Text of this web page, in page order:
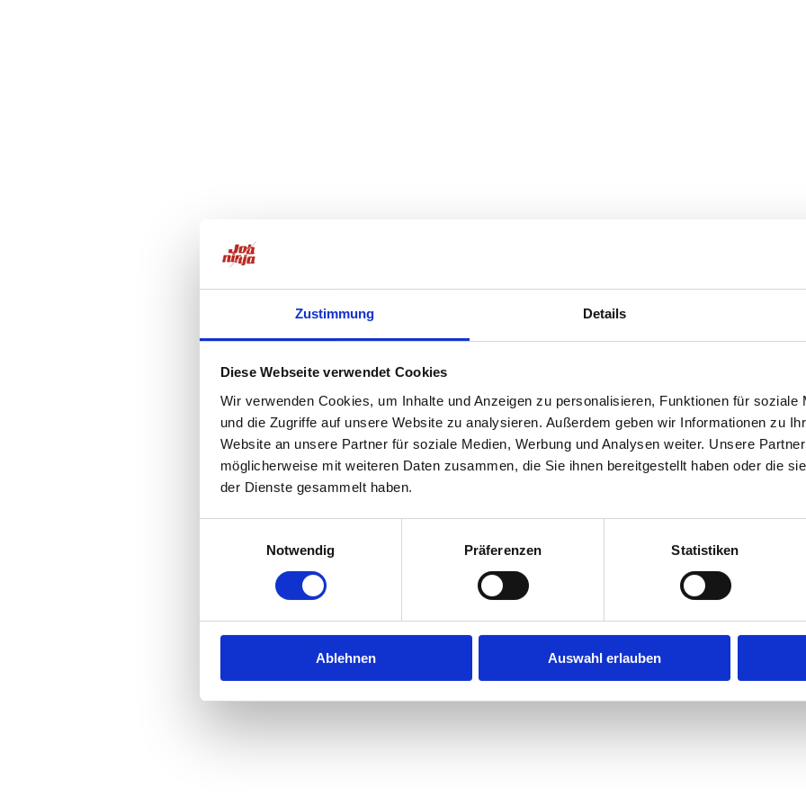
Zustimmung Details
Diese Webseite verwendet Cookies
Wir verwenden Cookies, um Inhalte und Anzeigen zu personalisieren, Funktionen für soziale
und die Zugriffe auf unsere Website zu analysieren. Außerdem geben wir Informationen zu
Website an unsere Partner für soziale Medien, Werbung und Analysen weiter. Unsere
möglicherweise mit weiteren Daten zusammen, die Sie ihnen bereitgestellt haben oder die
der Dienste gesammelt haben.
Notwendig
Präferenzen Statistiken
Ablehnen Auswahl erlauben
Application error: aclient-side exception has occurred while loadingjobninja.com(see the